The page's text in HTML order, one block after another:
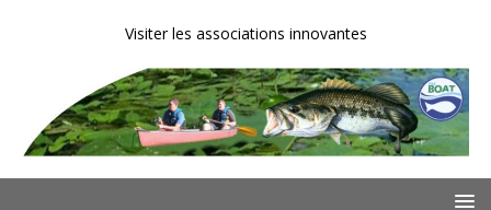
Visiter les associations innovantes